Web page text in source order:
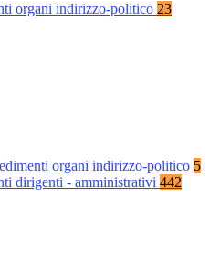
organi indirizzo-politico 23
organi indirizzo-politico 5
dirigenti - amministrativi 442